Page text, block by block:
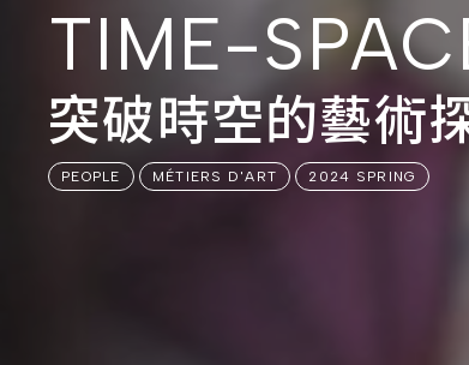
TIME-
突破時空的藝術
PEOPLE MÉTIERS D'ART 2024 SPRING